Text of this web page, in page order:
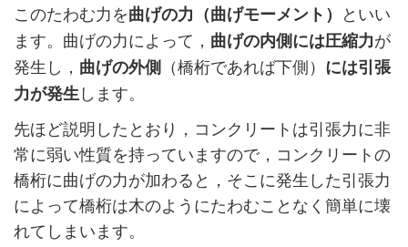
このたわむ力を曲げの力（曲げモーメント） といい
ます。曲げの力によって， 曲げの内側には圧縮力が
発生し， 曲げの外側 （橋桁であれば下側） には引張
力が発生します。
先ほど説明したとおり，コンクリートは引張力に非
常に弱い性質を持っていますので，コンクリートの
橋桁に曲げの力が加わると，そこに発生した引張力
によって橋桁は木のようにたわむことなく簡単に壊
れてしまいます。